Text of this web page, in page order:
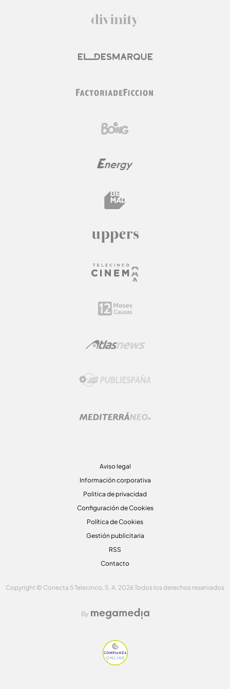
Aviso legal
Información corporativa
Politica de privacidad
Configuración de Cookies
Política de Cookies
Gestión publicitaria
RSS
Contacto
Copyright © Conecta 5 Telecinco, S. A. 2026 Todos los derechos reservados
By